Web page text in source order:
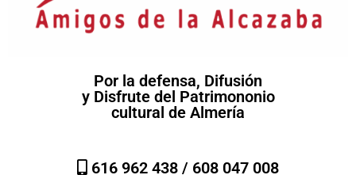
Por la defensa, Difusión
y Disfrute del Patrimononio
cultural de Almería
616 962 438 / 608 047 008